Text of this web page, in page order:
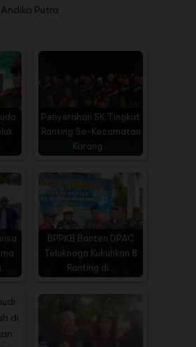
Putra
Penyerahan SK Tingkat
Ranting Se-Kecamatan
Karang…
BPPKB Banten DPAC
Teluknaga Kukuhkan 8
Ranting di…